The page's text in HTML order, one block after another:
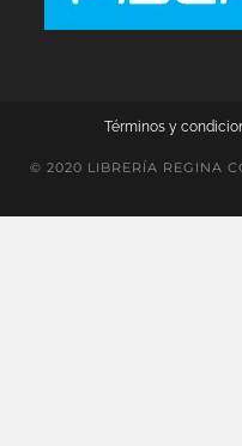
Términos y
© 2020 LIBRERÍA REGINA